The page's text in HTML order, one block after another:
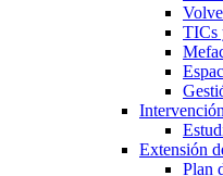
TICs
Extensión
Plan